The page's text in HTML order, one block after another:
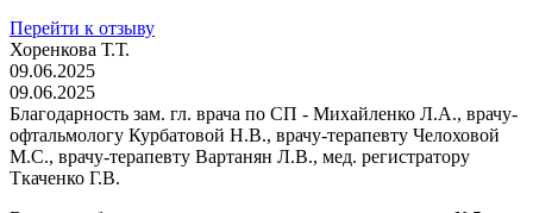
Перейти к отзыву
Хоренкова Т.Т.
09.06.2025
09.06.2025
Благодарность зам. гл. врача по СП - Михайленко Л.А., врачу-
офтальмологу Курбатовой Н.В., врачу-терапевту Челоховой
М.С., врачу-терапевту Вартанян Л.В., мед. регистратору
Ткаченко Г.В.